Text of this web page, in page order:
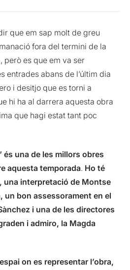
que em sap molt de greu
fora del termini de la
però es que em va ser
entrades abans de l’últim dia
i desitjo que es torni a
hi ha al darrera aquesta obra
que hagi estat tant poc
és una de les millors obres
aquesta temporada. Ho té
una interpretació de Montse
un bon assessorament en el
i una de les directores
i admiro, la Magda
on es representar l’obra,